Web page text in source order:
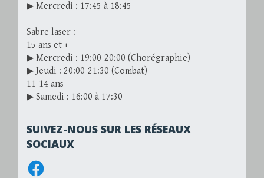
▶ Mercredi : 17:45 à 18:45
Sabre laser :
15 ans et +
▶ Mercredi : 19:00-20:00 (Chorégraphie)
▶ Jeudi : 20:00-21:30 (Combat)
11-14 ans
▶ Samedi : 16:00 à 17:30
SUIVEZ-NOUS SUR LES RÉSEAUX
SOCIAUX
Facebook